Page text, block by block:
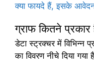
क्या फायदे हैं, इसके
ग्राफ कितने
डेटा स्ट्रक्चर में विभिन्न
का विवरण नीचे दिया गया